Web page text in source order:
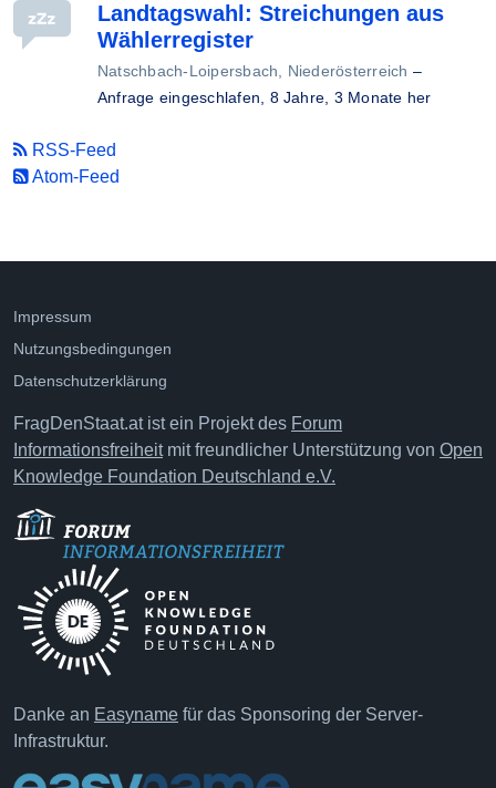
Landtagswahl: Streichungen aus
Wählerregister
Natschbach-Loipersbach, Niederösterreich –
Anfrage eingeschlafen, 8 Jahre, 3 Monate her
RSS-Feed
Atom-Feed
Impressum
Nutzungsbedingungen
Datenschutzerklärung
FragDenStaat.at ist ein Projekt des Forum
Informationsfreiheitmit freundlicher Unterstützung von Open
Knowledge Foundation Deutschland e.V.
Danke an Easyname für das Sponsoring der Server-
Infrastruktur.